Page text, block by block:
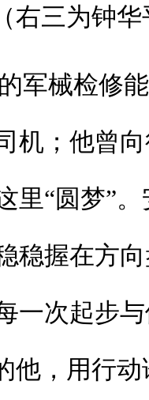
（右三为钟
军械检修
机；他曾
里“圆梦”
稳握在方
一次起步
他，用行